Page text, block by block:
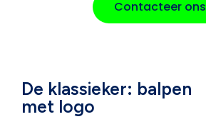
Contacteer ons
De klassieker: balpen
met logo